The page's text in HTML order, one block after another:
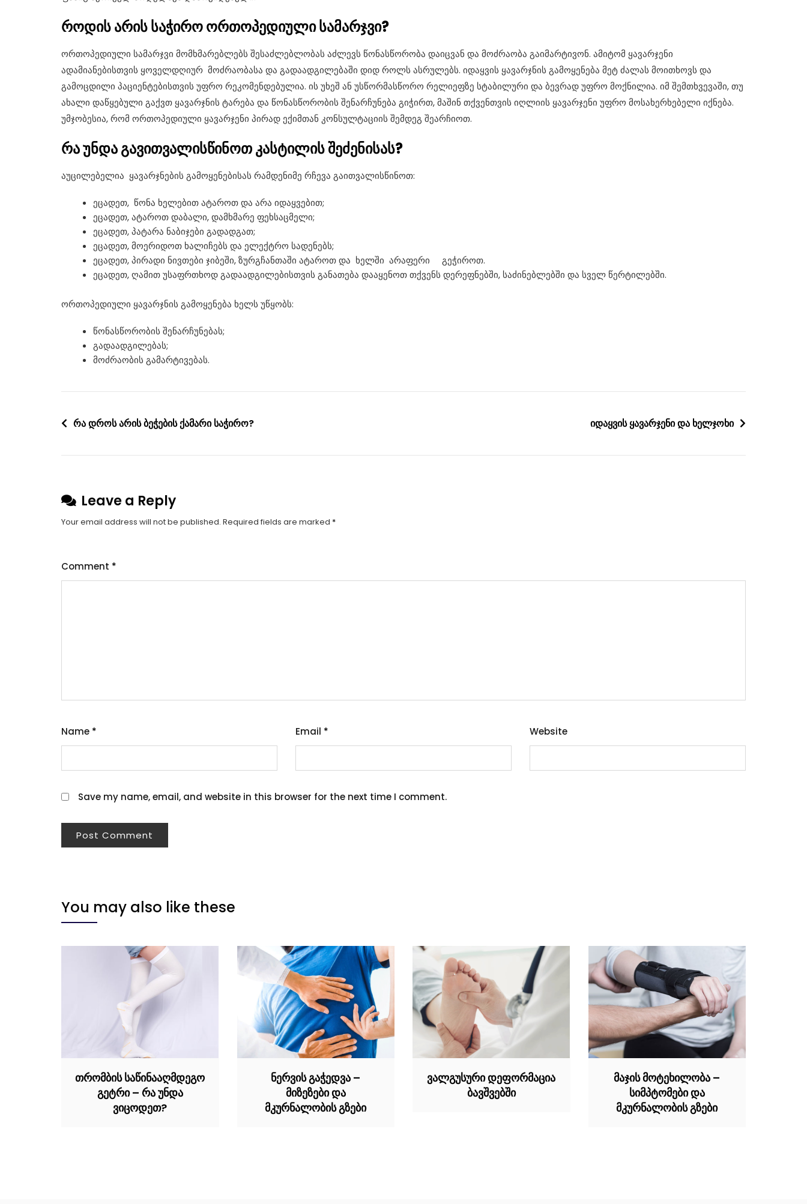
როდის არის საჭირო ორთოპედიული სამარჯვი?
ორთოპედიული სამარჯვი მომხმარებლებს შესაძლებლობას აძლევს წონასწორობა დაიცვან და მოძრაობა გაიმარტივონ. ამიტომ ყავარჯენი
ადამიანებისთვის ყოველდღიურ მოძრაობასა და გადაადგილებაში დიდ როლს ასრულებს. იდაყვის ყავარჯნის გამოყენება მეტ ძალას მოითხოვს და
გამოცდილი პაციენტებისთვის უფრო რეკომენდებულია. ის უხეშ ან უსწორმასწორო რელიეფზე სტაბილური და ბევრად უფრო მოქნილია. იმ შემთხვევაში, თუ
ახალი დაწყებული გაქვთ ყავარჯნის ტარება და წონასწორობის შენარჩუნება გიჭირთ, მაშინ თქვენთვის იღლიის ყავარჯენი უფრო მოსახერხებელი იქნება.
უმჯობესია, რომ ორთოპედიული ყავარჯენი პირად ექიმთან კონსულტაციის შემდეგ შეარჩიოთ.
რა უნდა გავითვალისწინოთ კასტილის შეძენისას?
აუცილებელია ყავარჯნების გამოყენებისას რამდენიმე რჩევა გაითვალისწინოთ:
ეცადეთ, წონა ხელებით ატაროთ და არა იდაყვებით;
ეცადეთ, ატაროთ დაბალი, დამხმარე ფეხსაცმელი;
ეცადეთ, პატარა ნაბიჯები გადადგათ;
ეცადეთ, მოერიდოთ ხალიჩებს და ელექტრო სადენებს;
ეცადეთ, პირადი ნივთები ჯიბეში, ზურგჩანთაში ატაროთ და ხელში არაფერი გეჭიროთ.
ეცადეთ, ღამით უსაფრთხოდ გადაადგილებისთვის განათება დააყენოთ თქვენს დერეფნებში, საძინებლებში და სველ წერტილებში.
ორთოპედიული ყავარჯნის გამოყენება ხელს უწყობს:
წონასწორობის შენარჩუნებას;
გადაადგილებას;
მოძრაობის გამარტივებას.
Post
რა დროს არის ბეჭების ქამარი საჭირო? იდაყვის ყავარჯენი და ხელჯოხი
Leave a Reply
Your email address will not be published. Required fields are marked *
Comment *
Name * Email * Website
Save my name, email, and website in this browser for the next time I comment.
You may also like these
თრომბის საწინააღმდეგო
გეტრი – რა უნდა
ვიცოდეთ?
ნერვის გაჭედვა –
მიზეზები და
მკურნალობის გზები
ვალგუსური დეფორმაცია
ბავშვებში
მაჯის მოტეხილობა –
სიმპტომები და
მკურნალობის გზები